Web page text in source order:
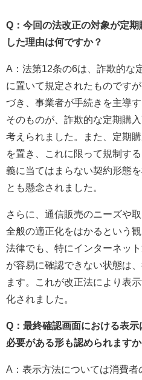
Q：今回の法改正の対象が定
した理由は何ですか？
A：法第12条の6は、詐欺的な
に置いて規定されたものです
づき、事業者が手続きを主導
そのものが、詐欺的な定期購
考えられました。また、定期
を置き、これに限って規制す
義に当てはまらない契約形態
とも懸念されました。
さらに、通信販売のニーズや
全般の適正化をはかるという
法律でも、特にインターネッ
が容易に確認できない状態は
ます。これが改正法により表
化されました。
Q：最終確認画面における表
必要がある形も認められますか
A：表示方法については消費